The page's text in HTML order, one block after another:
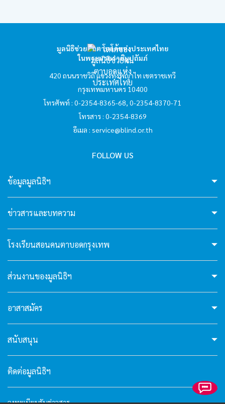
มูลนิธิช่วยคนตาบอดแห่งประเทศไทย
ในพระบรมราชินูปถัมภ์
420 ถนนราชวิถี แขวงทุ่งพญาไท เขตราชเทวี
กรุงเทพมหานคร 10400
โทรศัพท์ : 0-2354-8365-68, 0-2354-8370-71
โทรสาร : 0-2354-8369
อีเมล : service@blind.or.th
FOLLOW US
ข้อมูลมูลนิธิฯ
ข่าวสารและบทความ
โรงเรียนสอนคนตาบอดกรุงเทพ
ส่วนงานของมูลนิธิฯ
อาสาสมัคร
สนับสนุน
ติดต่อมูลนิธิฯ
ลงทะเบียนรับข่าวสาร
I'm your AI Assistant! Curious about this
I'm your AI Assistant! Curious about this
website? Ask me anything!
I'm your AI Assistant! Curious about this
website? Ask me anything!
website? Ask me anything!